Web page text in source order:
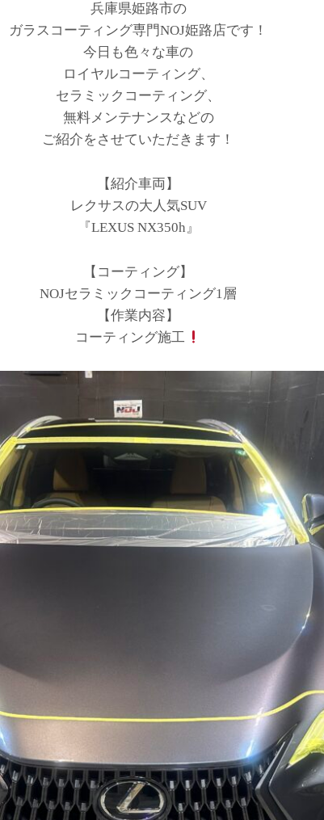
兵庫県姫路市の
ガラスコーティング専門NOJ姫路店です！
今日も色々な車の
ロイヤルコーティング、
セラミックコーティング、
無料メンテナンスなどの
ご紹介をさせていただきます！
【紹介車両】
レクサスの大人気SUV
『LEXUS NX350h』
【コーティング】
NOJセラミックコーティング1層
【作業内容】
コーティング施工